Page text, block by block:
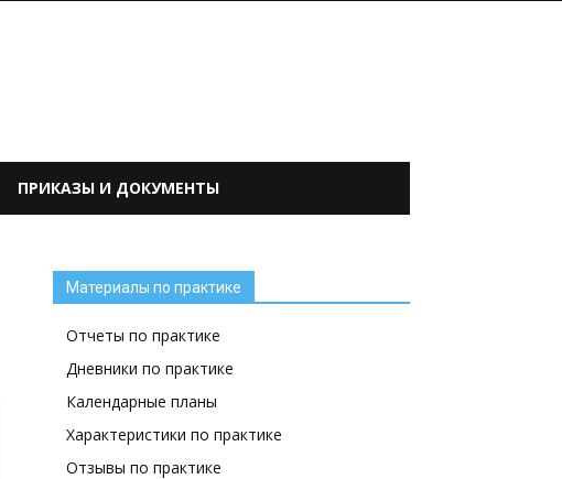
ПРИКАЗЫ И ДОКУМЕНТЫ
Материалы по практике
Отчеты по практике
Дневники по практике
Календарные планы
Характеристики по практике
Отзывы по практике